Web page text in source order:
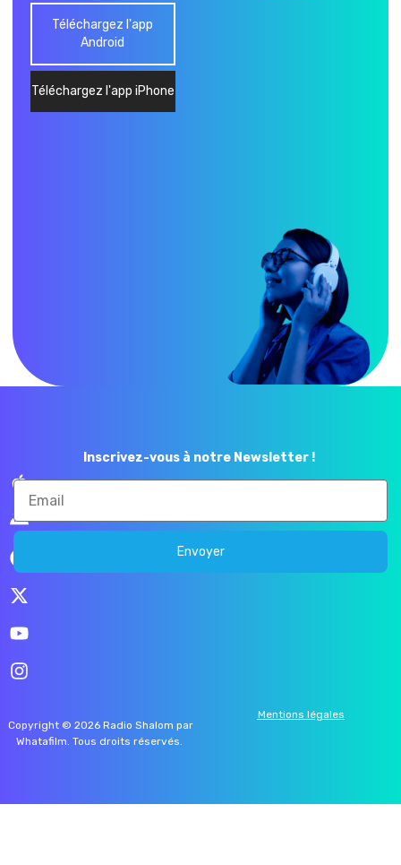
Téléchargez l'app
Android
Téléchargez l'app iPhone
Inscrivez-vous à notre Newsletter !
Envoyer
Copyright © 2026 Radio Shalom par
Whatafilm. Tous droits réservés.
Mentions légales